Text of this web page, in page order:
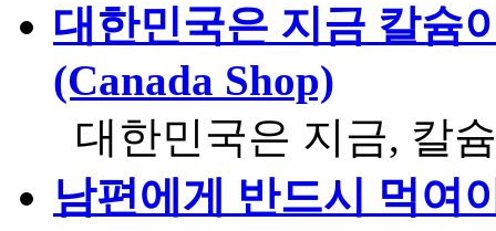
대한민국은 지금 칼슘
(Canada Shop)
대한민국은 지금,
남편에게 반드시 먹여